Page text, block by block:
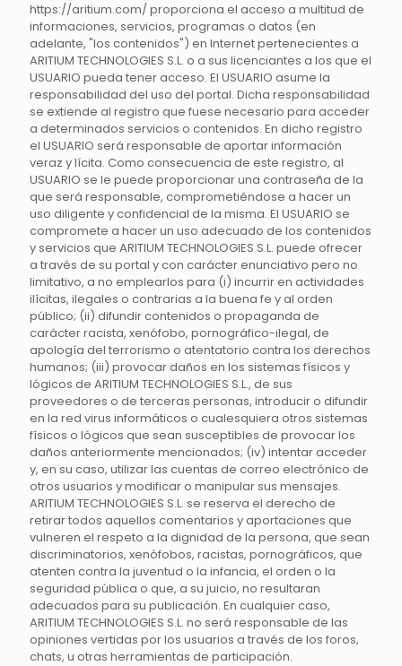
https://aritium.com/ proporciona el acceso a multitud de
informaciones, servicios, programas o datos (en
adelante, "los contenidos") en Internet pertenecientes a
ARITIUM TECHNOLOGIES S.L. o a sus licenciantes a los que el
USUARIO pueda tener acceso. El USUARIO asume la
responsabilidad del uso del portal. Dicha responsabilidad
se extiende al registro que fuese necesario para acceder
a determinados servicios o contenidos. En dicho registro
el USUARIO será responsable de aportar información
veraz y lícita. Como consecuencia de este registro, al
USUARIO se le puede proporcionar una contraseña de la
que será responsable, comprometiéndose a hacer un
uso diligente y confidencial de la misma. El USUARIO se
compromete a hacer un uso adecuado de los contenidos
y servicios que ARITIUM TECHNOLOGIES S.L. puede ofrecer
a través de su portal y con carácter enunciativo pero no
limitativo, a no emplearlos para (i) incurrir en actividades
ilícitas, ilegales o contrarias a la buena fe y al orden
público; (ii) difundir contenidos o propaganda de
carácter racista, xenófobo, pornográfico-ilegal, de
apología del terrorismo o atentatorio contra los derechos
humanos; (iii) provocar daños en los sistemas físicos y
lógicos de ARITIUM TECHNOLOGIES S.L., de sus
proveedores o de terceras personas, introducir o difundir
en la red virus informáticos o cualesquiera otros sistemas
físicos o lógicos que sean susceptibles de provocar los
daños anteriormente mencionados; (iv) intentar acceder
y, en su caso, utilizar las cuentas de correo electrónico de
otros usuarios y modificar o manipular sus mensajes.
ARITIUM TECHNOLOGIES S.L. se reserva el derecho de
retirar todos aquellos comentarios y aportaciones que
vulneren el respeto a la dignidad de la persona, que sean
discriminatorios, xenófobos, racistas, pornográficos, que
atenten contra la juventud o la infancia, el orden o la
seguridad pública o que, a su juicio, no resultaran
adecuados para su publicación. En cualquier caso,
ARITIUM TECHNOLOGIES S.L. no será responsable de las
opiniones vertidas por los usuarios a través de los foros,
chats, u otras herramientas de participación.